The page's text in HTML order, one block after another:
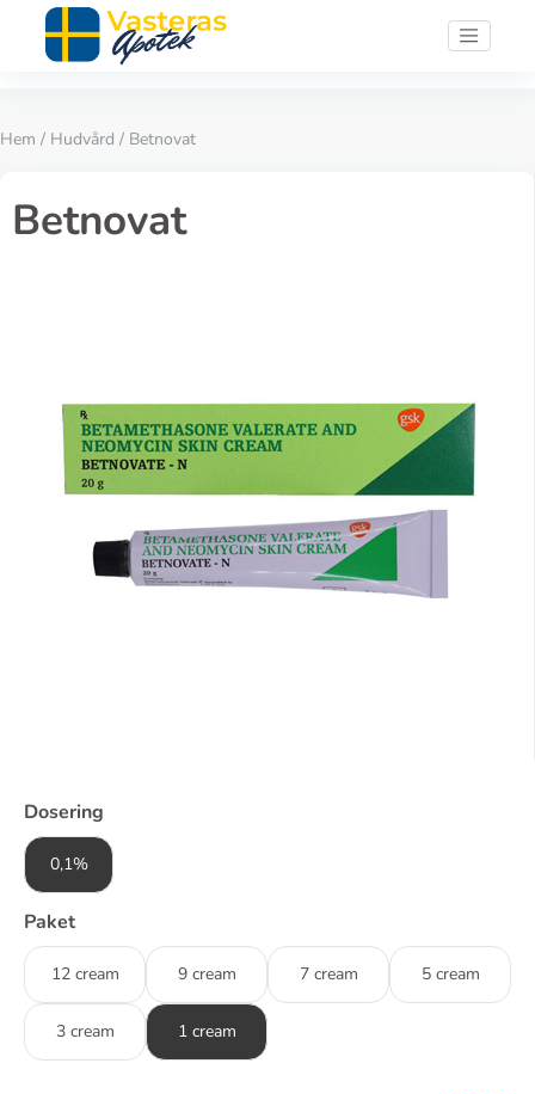
Hem / Hudvård / Betnovat
Betnovat
Dosering
0,1%
Paket
12 cream 9 cream 7 cream 5 cream
3 cream 1 cream